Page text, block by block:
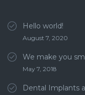
Hello world!
August 7, 2020
We make you
May 7, 2018
Dental Implants